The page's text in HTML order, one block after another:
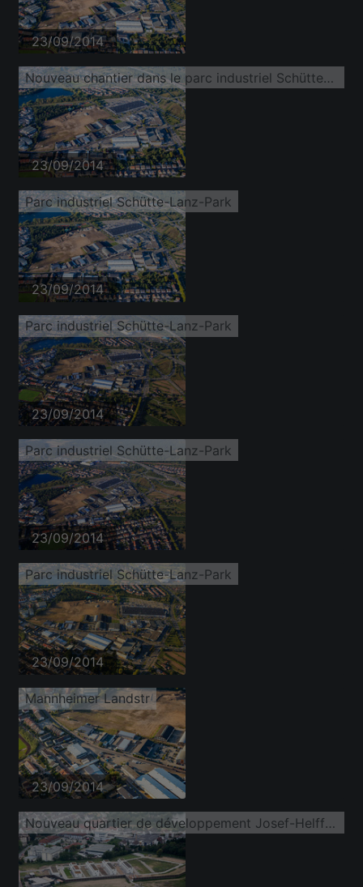
23/09/2014
Nouveau chantier dans le parc industriel Schütte-Lanz-Park
23/09/2014
Parc industriel Schütte-Lanz-Park
23/09/2014
Parc industriel Schütte-Lanz-Park
23/09/2014
Parc industriel Schütte-Lanz-Park
23/09/2014
Parc industriel Schütte-Lanz-Park
23/09/2014
Mannheimer Landstr
23/09/2014
Nouveau quartier de développement Josef-Helffrich-Straße